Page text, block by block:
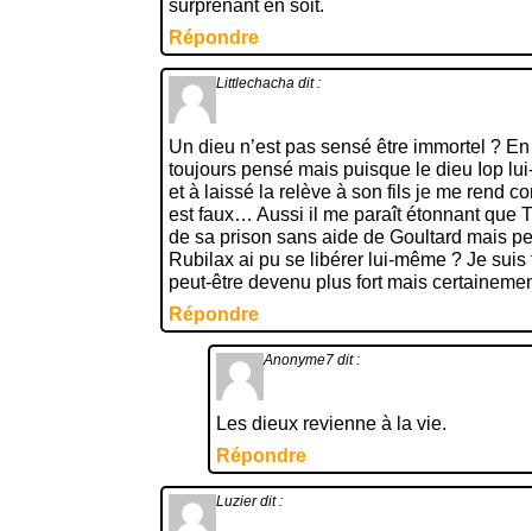
surprenant en soit.
Répondre
Littlechacha dit :
Un dieu n’est pas sensé être immortel ?
toujours pensé mais puisque le dieu Iop
et à laissé la relève à son fils je me rend
est faux… Aussi il me paraît étonnant que
de sa prison sans aide de Goultard mais
Rubilax ai pu se libérer lui-même ? Je
peut-être devenu plus fort mais
Répondre
Anonyme7 dit :
Les dieux revienne à la vie.
Répondre
Luzier dit :